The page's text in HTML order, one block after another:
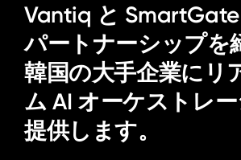
Vantiq と
パートナーシップを
韓国の大手企業にリ
ム AI オーケストレ
提供します。